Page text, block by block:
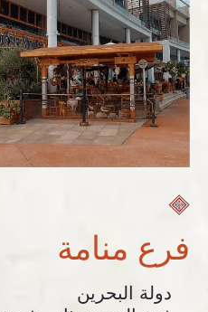
فرع منامة
دولة البحرين